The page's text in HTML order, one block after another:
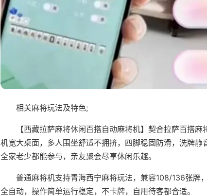
相关麻将玩法及特色;
【西藏拉萨麻将休闲百搭自动麻将机】契合拉萨百搭
机宽大桌面，多人围坐舒适不拥挤，四脚稳固防滑，洗牌静
全家老少都能参与，亲友聚会尽享休闲乐趣。
普通麻将机支持青海西宁麻将玩法，兼容108/136张牌
全自动，操作简单运行稳定，不卡牌，自用待客都合适。